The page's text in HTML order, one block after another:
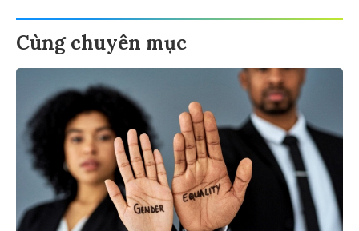
Cùng chuyên mục